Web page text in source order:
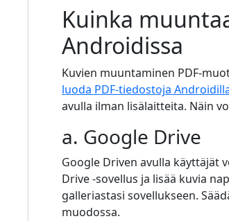
Kuinka
Androidissa
Kuvien muuntaminen PDF-
luoda PDF-tiedostoja
avulla ilman lisälaitteita. Näin
a. Google Drive
Google Driven avulla käyttäjät
Drive -sovellus ja lisää kuvia
galleriastasi sovellukseen.
muodossa.